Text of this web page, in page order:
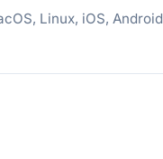
Linux, iOS, Android